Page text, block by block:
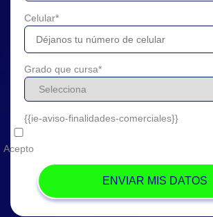
Celular*
Grado que cursa*
{{ie-aviso-finalidades-comerciales}}
Acepto